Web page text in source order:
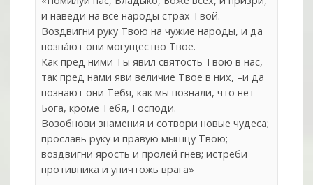
и наведи на все народы страх Твой.
Воздвигни руку Твою на чужие народы, и да
позна́ют они могущество Твое.
Как пред ними Ты явил святость Твою в нас,
так пред нами яви величие Твое в них, –и да
познают они Тебя, как мы познали, что нет
Бога, кроме Тебя, Господи.
Возобнови знамения и сотвори новые чудеса;
прославь руку и правую мышцу Твою;
воздвигни ярость и пролей гнев; истреби
противника и уничтожь врага»